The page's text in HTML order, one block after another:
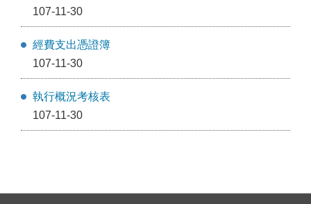
107-11-30
經費支出憑證簿
107-11-30
執行概況考核表
107-11-30